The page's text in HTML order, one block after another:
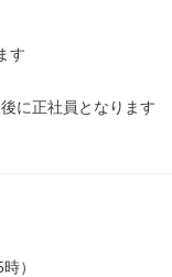
す
に正社員となります
）